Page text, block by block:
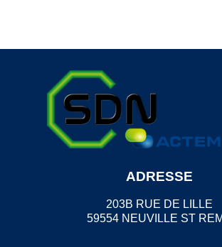
ADRESSE
203B RUE DE LILLE
59554 NEUVILLE ST